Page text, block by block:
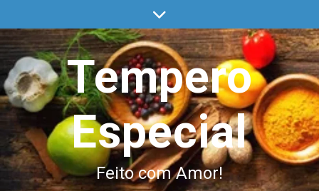
to
content
Tempero
Especial
Feito com Amor!